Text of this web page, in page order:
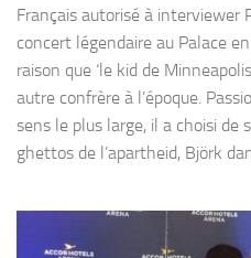
Français autorisé à interviewer
concert légendaire au Palace
raison que ‘le kid de
autre confrère à l’époque.
sens le plus large, il a choisi de
ghettos de l’apartheid, Björk